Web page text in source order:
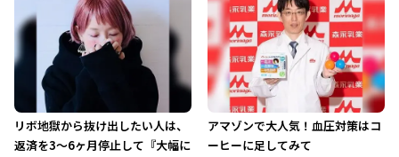
リボ地獄から抜け出したい人は、
返済を3～6ヶ月停止して『大幅に
アマゾンで大人気！血圧対策はコ
ーヒーに足してみて